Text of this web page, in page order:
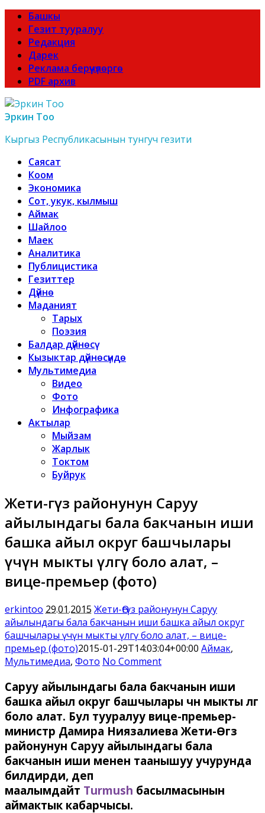
Башкы
Гезит тууралуу
Редакция
Дарек
Реклама берүүчүлөргө
PDF архив
Эркин Тоо
Кыргыз Республикасынын тунгуч гезити
Саясат
Коом
Экономика
Сот, укук, кылмыш
Аймак
Шайлоо
Маек
Аналитика
Публицистика
Гезиттер
Дүйнө
Маданият
Тарых
Поэзия
Балдар дүйнөсү
Кызыктар дүйнөсүндө
Мультимедиа
Видео
Фото
Инфографика
Актылар
Мыйзам
Жарлык
Токтом
Буйрук
Жети-Өгүз районунун Саруу
айылындагы бала бакчанын иши
башка айыл округ башчылары
үчүн мыкты үлгү боло алат, –
вице-премьер (фото)
erkintoo 29.01.2015 Жети-Өгүз районунун Саруу
айылындагы бала бакчанын иши башка айыл округ
башчылары үчүн мыкты үлгү боло алат, – вице-
премьер (фото)2015-01-29T14:03:04+00:00 Аймак,
Мультимедиа, Фото No Comment
Саруу айылындагы бала бакчанын иши
башка айыл округ башчылары үчүн мыкты үлгү
боло алат. Бул тууралуу вице-премьер-
министр Дамира Ниязалиева Жети-Өгүз
районунун Саруу айылындагы бала
бакчанын иши менен таанышуу учурунда
билдирди, деп
маалымдайт Turmush басылмасынын
аймактык кабарчысы.